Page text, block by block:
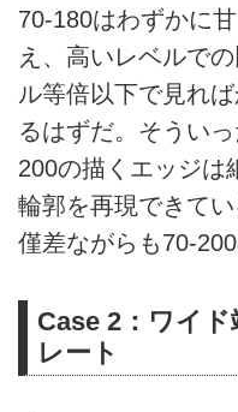
70-180はわずかに
え、高いレベルで
ル等倍以下で見れ
るはずだ。そうい
200の描くエッジは
輪郭を再現できて
僅差ながらも70-200
Case 2：ワイ
レート